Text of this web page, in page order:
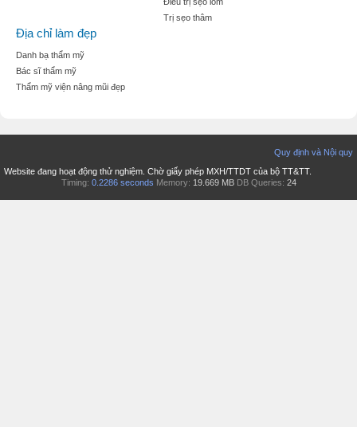
Trị sẹo thâm
Địa chỉ làm đẹp
Danh bạ thẩm mỹ
Bác sĩ thẩm mỹ
Thẩm mỹ viện nâng mũi đẹp
Quy định và Nội quy
Website đang hoạt động thử nghiệm. Chờ giấy phép MXH/TTDT của bộ TT&TT.
Timing: 0.2286 seconds Memory: 19.669 MB DB Queries: 24